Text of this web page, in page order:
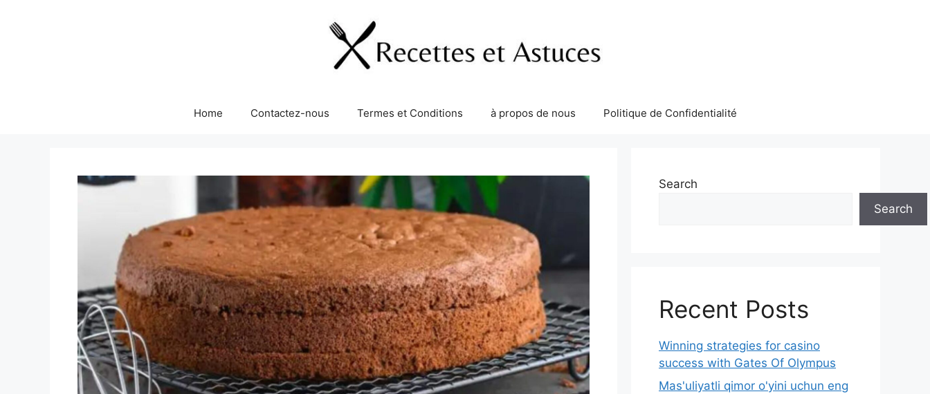
Home Contactez-nous Termes et Conditions à propos de nous Politique de Confidentialité
Search
Search
Recent Posts
Winning strategies for casino
success with Gates Of Olympus
Mas'uliyatli qimor o'yini uchun eng